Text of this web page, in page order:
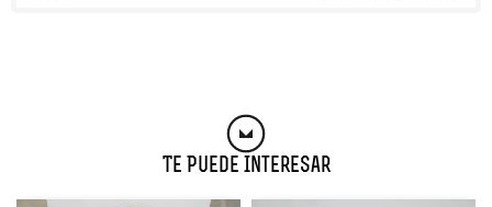
Te Puede Interesar